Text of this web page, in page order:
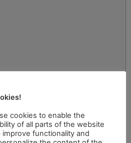
cookies to enable the
of all parts of the website
functionality and